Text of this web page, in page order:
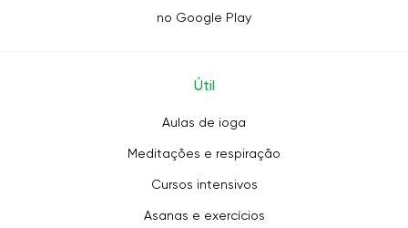
no Google Play
Útil
Aulas de ioga
Meditações e respiração
Cursos intensivos
Asanas e exercícios